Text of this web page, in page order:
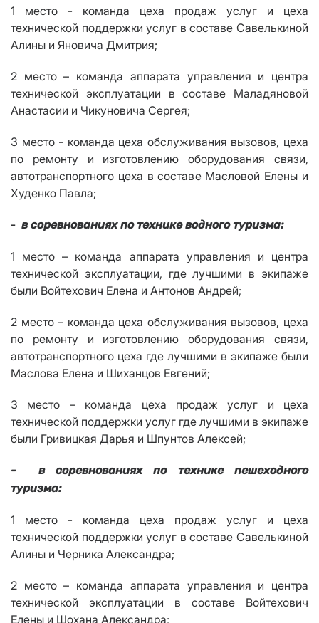
1 место - команда цеха продаж услуг и цеха
технической поддержки услуг в составе Савелькиной
Алины и Яновича Дмитрия;
2 место – команда аппарата управления и центра
технической эксплуатации в составе Маладяновой
Анастасии и Чикуновича Сергея;
3 место - команда цеха обслуживания вызовов, цеха
по ремонту и изготовлению оборудования связи,
автотранспортного цеха в составе Масловой Елены и
Худенко Павла;
- в соревнованиях по технике водного туризма:
1 место – команда аппарата управления и центра
технической эксплуатации, где лучшими в экипаже
были Войтехович Елена и Антонов Андрей;
2 место – команда цеха обслуживания вызовов, цеха
по ремонту и изготовлению оборудования связи,
автотранспортного цеха где лучшими в экипаже были
Маслова Елена и Шиханцов Евгений;
3 место – команда цеха продаж услуг и цеха
технической поддержки услуг где лучшими в экипаже
были Гривицкая Дарья и Шпунтов Алексей;
- в соревнованиях по технике пешеходного
туризма:
1 место - команда цеха продаж услуг и цеха
технической поддержки услуг в составе Савелькиной
Алины и Черника Александра;
2 место – команда аппарата управления и центра
технической эксплуатации в составе Войтехович
Елены и Шохана Александра;